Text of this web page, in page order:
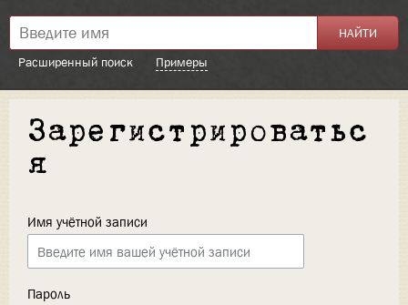
Расширенный поиск Примеры
Зарегистрироватьс
я
Имя учётной записи
Пароль